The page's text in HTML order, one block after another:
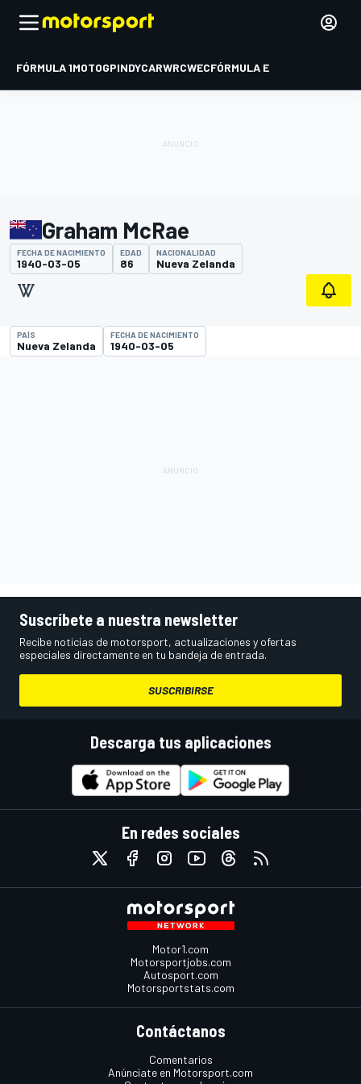
FÓRMULA 1MOTOGPINDYCARWRCWECFÓRMULA E
Graham McRae
FECHA DE NACIMIENTO
1940-03-05
EDAD
86
NACIONALIDAD
Nueva Zelanda
PAÍS
Nueva Zelanda
FECHA DE NACIMIENTO
1940-03-05
Suscríbete a nuestra newsletter
Recibe noticias de motorsport, actualizaciones y ofertas
especiales directamente en tu bandeja de entrada.
SUSCRIBIRSE
Descarga tus aplicaciones
En redes sociales
Motor1.com
Motorsportjobs.com
Autosport.com
Motorsportstats.com
Contáctanos
Comentarios
Anúnciate en Motorsport.com